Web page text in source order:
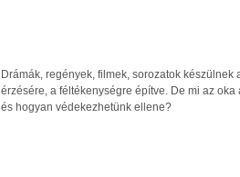
Drámák, regények, filmek, sorozatok
érzésére, a féltékenységre építve. De mi az
és hogyan védekezhetünk ellene?